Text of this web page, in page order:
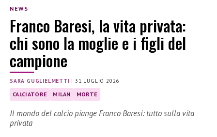
NEWS
Franco Baresi, la vita privata:
chi sono la moglie e i figli del
campione
SARA GUGLIELMETTI |31 LUGLIO 2026
CALCIATORE MILAN MORTE
Il mondo del calcio piange Franco Baresi: tutto sulla vita
privata